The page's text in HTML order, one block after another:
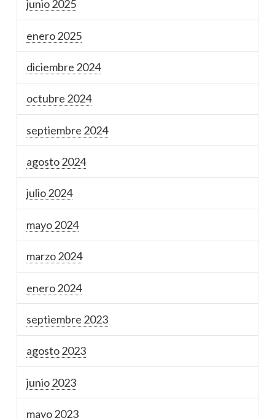
junio 2025
enero 2025
diciembre 2024
octubre 2024
septiembre 2024
agosto 2024
julio 2024
mayo 2024
marzo 2024
enero 2024
septiembre 2023
agosto 2023
junio 2023
mayo 2023